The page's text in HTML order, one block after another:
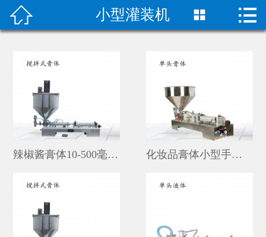
 首页
产品中心
荣誉资质
联系我们
 小型灌装机  
辣椒酱膏体10-500毫升小型灌装机价格 化妆品膏体小型手动瓶装称重灌装机设备